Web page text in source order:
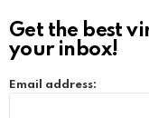
Get the best
your inbox!
Email address: